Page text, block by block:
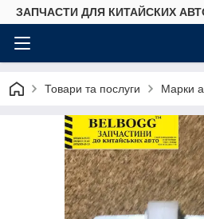
ЗАПЧАСТИ ДЛЯ КИТАЙСКИХ
Товари та послуги Марки